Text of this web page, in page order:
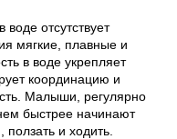
отсутствует
мягкие, плавные и
в воде укрепляет
координацию и
Малыши, регулярно
быстрее начинают
ползать и ходить.